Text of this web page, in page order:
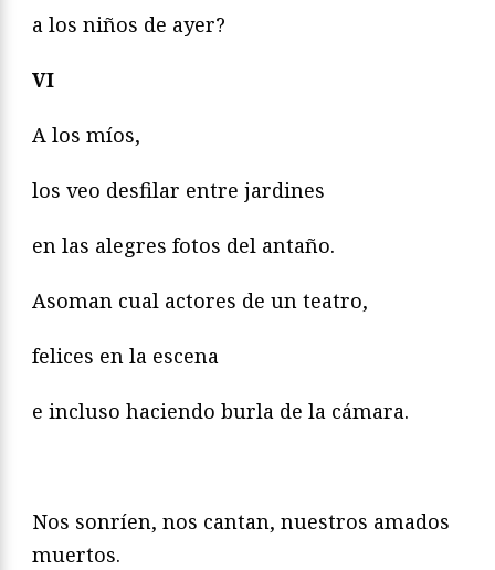
a los niños de ayer?
VI
A los míos,
los veo desfilar entre jardines
en las alegres fotos del antaño.
Asoman cual actores de un teatro,
felices en la escena
e incluso haciendo burla de la cámara.
Nos sonríen, nos cantan, nuestros amados
muertos.